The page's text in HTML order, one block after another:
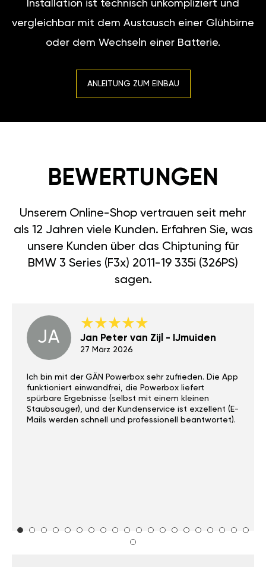
Installation ist technisch unkompliziert und
vergleichbar mit dem Austausch einer Glühbirne
oder dem Wechseln einer Batterie.
ANLEITUNG ZUM EINBAU
BEWERTUNGEN
Unserem Online-Shop vertrauen seit mehr
als 12 Jahren viele Kunden. Erfahren Sie, was
unsere Kunden über das Chiptuning für
BMW 3 Series (F3x) 2011-19 335i (326PS)
sagen.
JA Jan Peter van Zijl - IJmuiden
27 März 2026
Ich bin mit der GÄN Powerbox sehr zufrieden. Die App
funktioniert einwandfrei, die Powerbox liefert
spürbare Ergebnisse (selbst mit einem kleinen
Staubsauger), und der Kundenservice ist exzellent (E-
Mails werden schnell und professionell beantwortet).